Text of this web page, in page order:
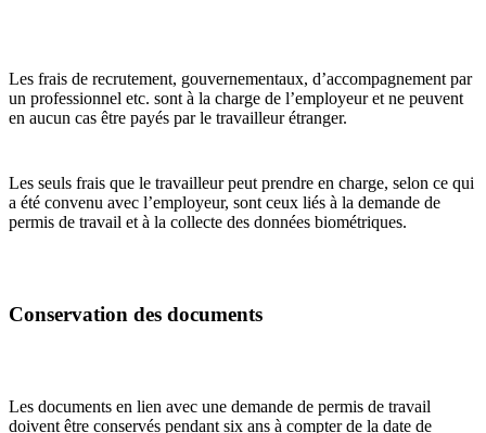
Les frais de recrutement, gouvernementaux, d’accompagnement par
un professionnel etc. sont à la charge de l’employeur et ne peuvent
en aucun cas être payés par le travailleur étranger.
Les seuls frais que le travailleur peut prendre en charge, selon ce qui
a été convenu avec l’employeur, sont ceux liés à la demande de
permis de travail et à la collecte des données biométriques.
Conservation des documents
Les documents en lien avec une demande de permis de travail
doivent être conservés pendant six ans à compter de la date de